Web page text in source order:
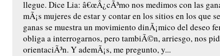
llegue. Dice Lia: â€œÂ¿cÃ³mo nos medimos con las
mÃ¡s mujeres de estar y contar en los sitios en los que
ganas se muestra un movimiento dinÃ¡mico del deseo
obliga a interrogarnos, pero tambiÃ©n, arriesgo, nos
orientaciÃ³n. Y ademÃ¡s, me pregunto, y...